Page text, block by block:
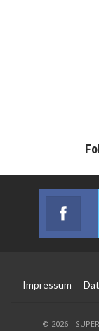
Impressum
© 2026 -